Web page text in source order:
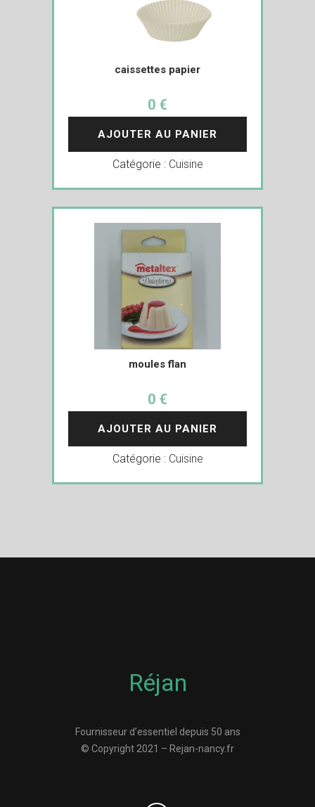
caissettes papier
0 €
AJOUTER AU PANIER
Catégorie : Cuisine
moules flan
0 €
AJOUTER AU PANIER
Catégorie : Cuisine
Réjan
Fournisseur d’essentiel depuis 50 ans
© Copyright 2021 – Rejan-nancy.fr